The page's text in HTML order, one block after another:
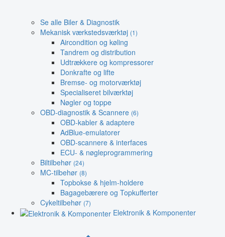
Se alle Biler & Diagnostik
Mekanisk værkstedsværktøj (1)
Aircondition og køling
Tandrem og distribution
Udtrækkere og kompressorer
Donkrafte og lifte
Bremse- og motorværktøj
Specialiseret bilværktøj
Nøgler og toppe
OBD-diagnostik & Scannere (6)
OBD-kabler & adaptere
AdBlue-emulatorer
OBD-scannere & interfaces
ECU- & nøgleprogrammering
Biltilbehør (24)
MC-tilbehør (8)
Topbokse & hjelm-holdere
Bagagebærere og Topkufferter
Cykeltilbehør (7)
Elektronik & Komponenter